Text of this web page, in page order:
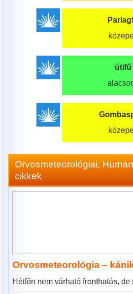
útifű
Orvosmeteorológiai,
cikkek
Orvosmeteorológia –
Hétfőn nem várható fronthatás,